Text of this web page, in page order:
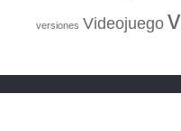
versiones Videojuego